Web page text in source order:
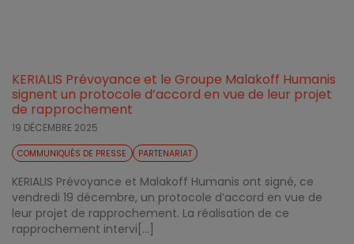
KERIALIS Prévoyance et le Groupe Malakoff Humanis
signent un protocole d’accord en vue de leur projet
de rapprochement
19 DÉCEMBRE 2025
COMMUNIQUÉS DE PRESSE PARTENARIAT
KERIALIS Prévoyance et Malakoff Humanis ont signé, ce
vendredi 19 décembre, un protocole d’accord en vue de
leur projet de rapprochement. La réalisation de ce
rapprochement intervi[...]